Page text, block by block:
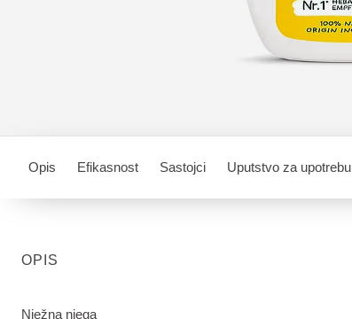
Opis Efikasnost Sastojci Uputstvo za upotrebu
OPIS
Nježna njega